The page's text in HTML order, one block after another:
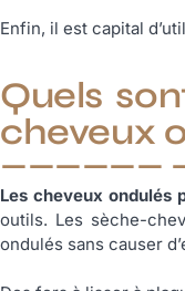
Enfin, il est capital
Quels
cheveux
Les cheveux ondulés
outils. Les sèche-
ondulés sans causer